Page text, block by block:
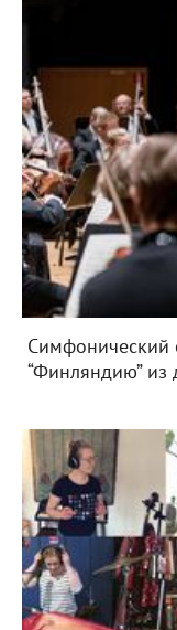
Симфонический
“Финляндию” из